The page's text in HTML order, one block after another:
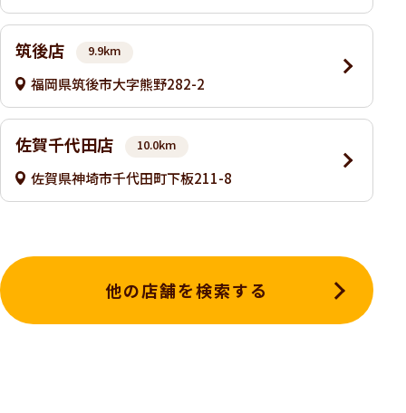
筑後店 9.9km
福岡県筑後市大字熊野282-2
佐賀千代田店 10.0km
佐賀県神埼市千代田町下板211-8
他の店舗を検索する